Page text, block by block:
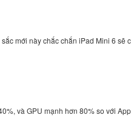
mới này chắc chắn iPad Mini 6 sẽ
và GPU mạnh hơn 80% so với